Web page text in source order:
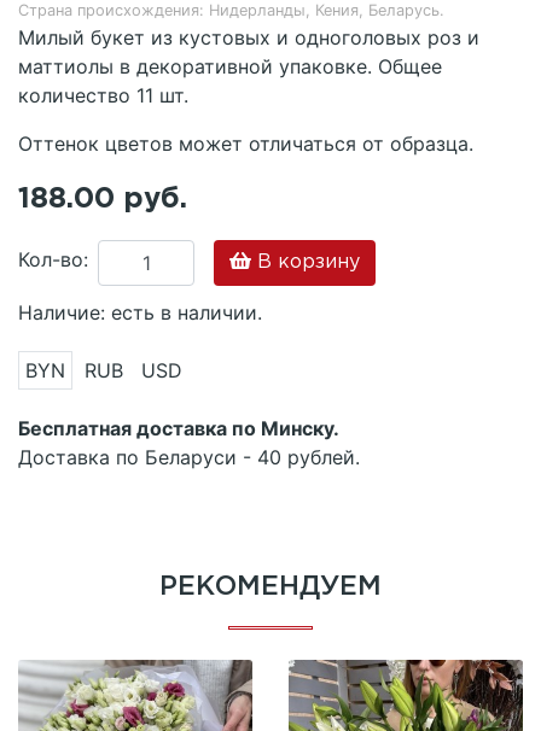
Страна происхождения: Нидерланды, Кения, Беларусь.
Милый букет из кустовых и одноголовых роз и
маттиолы в декоративной упаковке. Общее
количество 11 шт.
Оттенок цветов может отличаться от образца.
188.00 руб.
Кол-во: В корзину
Наличие: есть в наличии.
BYN RUB USD
Бесплатная доставка по Минску.
Доставка по Беларуси - 40 рублей.
РЕКОМЕНДУЕМ